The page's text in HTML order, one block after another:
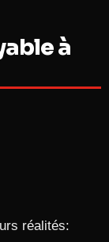
à
réalités: